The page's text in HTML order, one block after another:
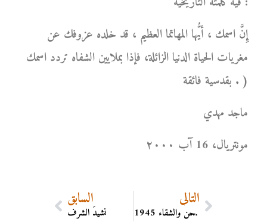
إِنَّ اسمك ، أيُّها المهاتما العظيم ، قد خلده عزوفك عن
مغريات الحياة الدنيا الزائلة، فإذا بملايين الشفاه تردد اسمك
بقدسية فائقة . )
ماجد مهدي
مونتریال، 16 آب ۲۰۰۰
السابق
نشيدُ الشرف
التالي
وداع عام الفواجع والمحن والشقاء 1945